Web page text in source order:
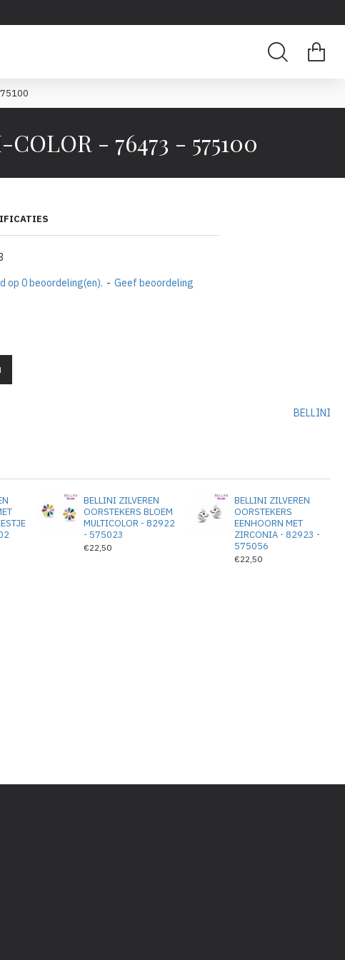
- 76473 - 575100
BELLINI
op 0 beoordeling(en). - Geef beoordeling
BELLINI ZILVEREN
OORSTEKERS BLOEM
MULTICOLOR - 82922
- 575023
€22,50
BELLINI ZILVEREN
OORSTEKERS
EENHOORN MET
ZIRCONIA - 82923 -
575056
€22,50